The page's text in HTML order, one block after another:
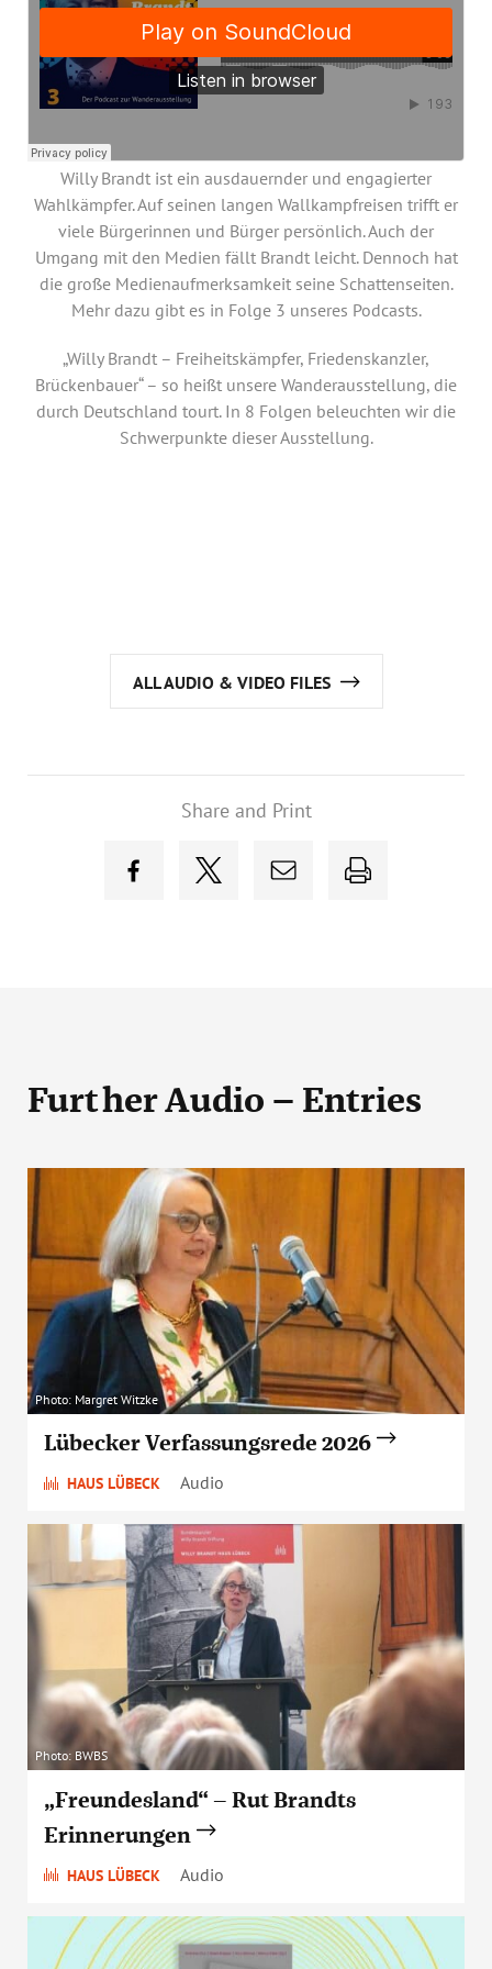
Organigram
Willy Brandt ist ein ausdauernder und engagierter
Wahlkämpfer. Auf seinen langen Wallkampfreisen trifft er
viele Bürgerinnen und Bürger persönlich. Auch der
Umgang mit den Medien fällt Brandt leicht. Dennoch hat
die große Medienaufmerksamkeit seine Schattenseiten.
Mehr dazu gibt es in Folge 3 unseres Podcasts.
„Willy Brandt – Freiheitskämpfer, Friedenskanzler,
Brückenbauer“ – so heißt unsere Wanderausstellung, die
durch Deutschland tourt. In 8 Folgen beleuchten wir die
Schwerpunkte dieser Ausstellung.
ALL AUDIO & VIDEO FILES
Share and Print
Further Audio – Entries
Photo: Margret Witzke
Lübecker Verfassungsrede 2026
HAUS LÜBECK Audio
Photo: BWBS
„Freundesland“ – Rut Brandts
Erinnerungen
HAUS LÜBECK Audio